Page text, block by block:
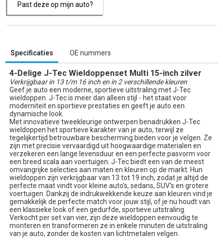
Past deze op mijn auto?
Specificaties OE nummers
4-Delige J-Tec Wieldoppenset Multi 15-inch zilver
Verkrijgbaar in 13 t/m 16 inch en in 2 verschillende kleuren
Geef je auto een moderne, sportieve uitstraling met J-Tec
wieldoppen. J-Tec is meer dan alleen stijl - het staat voor
moderniteit en sportieve prestaties en geeft je auto een
dynamische look.
Met innovatieve tweekleurige ontwerpen benadrukken J-Tec
wieldoppen het sportieve karakter van je auto, terwijl ze
tegelijkertijd betrouwbare bescherming bieden voor je velgen. Ze
zijn met precisie vervaardigd uit hoogwaardige materialen en
verzekeren een lange levensduur en een perfecte pasvorm voor
een breed scala aan voertuigen. J-Tec biedt een van de meest
omvangrijke selecties aan maten en kleuren op de markt. Hun
wieldoppen zijn verkrijgbaar van 13 tot 19 inch, zodat je altijd de
perfecte maat vindt voor kleine auto's, sedans, SUV's en grotere
voertuigen. Dankzij de indrukwekkende keuze aan kleuren vind je
gemakkelijk de perfecte match voor jouw stijl, of je nu houdt van
een klassieke look of een gedurfde, sportieve uitstraling.
Verkocht per set van vier, zijn deze wieldoppen eenvoudig te
monteren en transformeren ze in enkele minuten de uitstraling
van je auto, zonder de kosten van lichtmetalen velgen.